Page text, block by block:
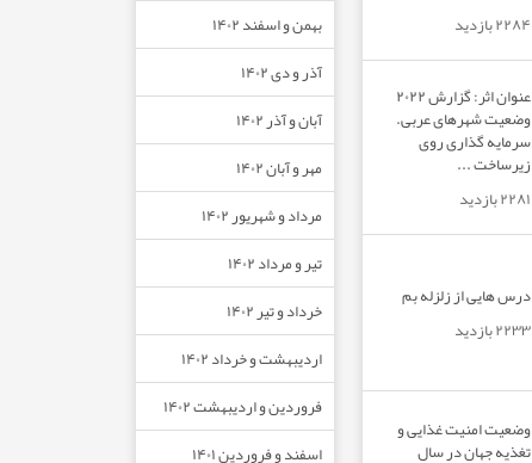
۲۲۸۴ بازدید
عنوان اثر: گزارش ۲۰۲۲
وضعیت شهرهای عربی.
سرمایه گذاری روی
زیرساخت ...
۲۲۸۱ بازدید
درس هایی از زلزله بم
۲۲۳۳ بازدید
وضعیت امنیت غذایی و
تغذیه جهان در سال
بهمن و اسفند ۱۴۰۲
آذر و دی ۱۴۰۲
آبان و آذر ۱۴۰۲
مهر و آبان ۱۴۰۲
مرداد و شهریور ۱۴۰۲
تیر و مرداد ۱۴۰۲
خرداد و تیر ۱۴۰۲
اردیبهشت و خرداد ۱۴۰۲
فروردین و اردیبهشت ۱۴۰۲
اسفند و فروردین ۱۴۰۱